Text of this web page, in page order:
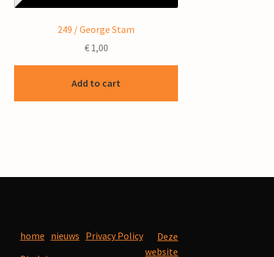
249 / George Stam
€1,00
Add to cart
home nieuws Privacy Policy
Deze
website